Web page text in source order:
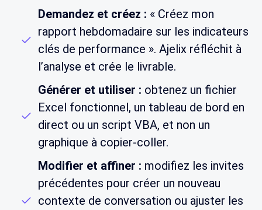
Demandez et créez : « Créez mon
rapport hebdomadaire sur les indicateurs
clés de performance ». Ajelix réfléchit à
l’analyse et crée le livrable.
Générer et utiliser : obtenez un fichier
Excel fonctionnel, un tableau de bord en
direct ou un script VBA, et non un
graphique à copier-coller.
Modifier et affiner : modifiez les invites
précédentes pour créer un nouveau
contexte de conversation ou ajuster les